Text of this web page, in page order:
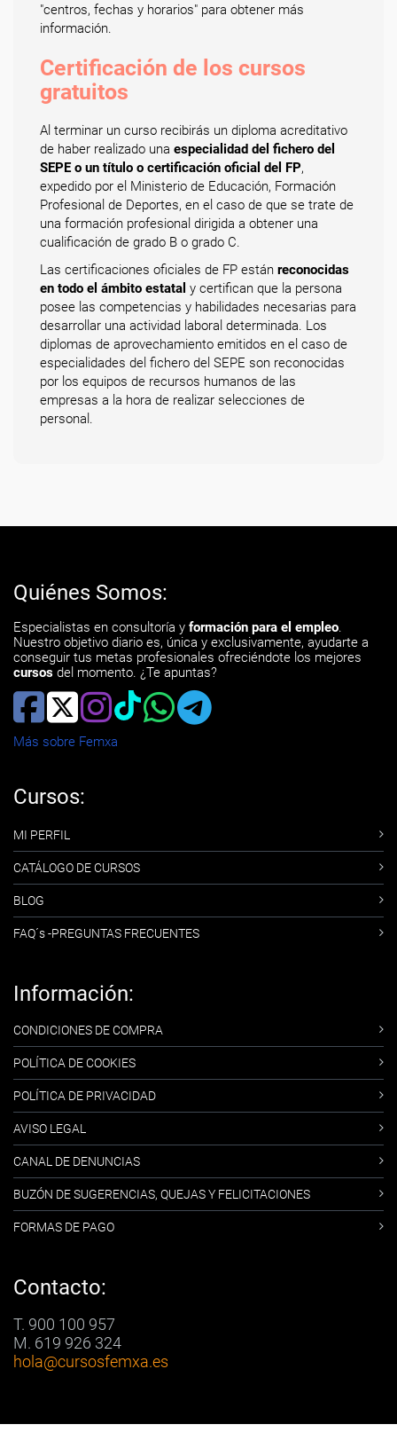
"centros, fechas y horarios" para obtener más
información.
Certificación de los cursos
gratuitos
Al terminar un curso recibirás un diploma acreditativo
de haber realizado una especialidad del fichero del
SEPE o un título o certificación oficial del FP,
expedido por el Ministerio de Educación, Formación
Profesional de Deportes, en el caso de que se trate de
una formación profesional dirigida a obtener una
cualificación de grado B o grado C.
Las certificaciones oficiales de FP están reconocidas
en todo el ámbito estatal y certifican que la persona
posee las competencias y habilidades necesarias para
desarrollar una actividad laboral determinada. Los
diplomas de aprovechamiento emitidos en el caso de
especialidades del fichero del SEPE son reconocidas
por los equipos de recursos humanos de las
empresas a la hora de realizar selecciones de
personal.
Quiénes Somos:
Especialistas en consultoría y formación para el empleo.
Nuestro objetivo diario es, única y exclusivamente, ayudarte a
conseguir tus metas profesionales ofreciéndote los mejores
cursos del momento. ¿Te apuntas?
Más sobre Femxa
Cursos:
MI PERFIL
CATÁLOGO DE CURSOS
BLOG
FAQ´s -PREGUNTAS FRECUENTES
Información:
CONDICIONES DE COMPRA
POLÍTICA DE COOKIES
POLÍTICA DE PRIVACIDAD
AVISO LEGAL
CANAL DE DENUNCIAS
BUZÓN DE SUGERENCIAS, QUEJAS Y FELICITACIONES
FORMAS DE PAGO
Contacto:
T. 900 100 957
M. 619 926 324
hola@cursosfemxa.es